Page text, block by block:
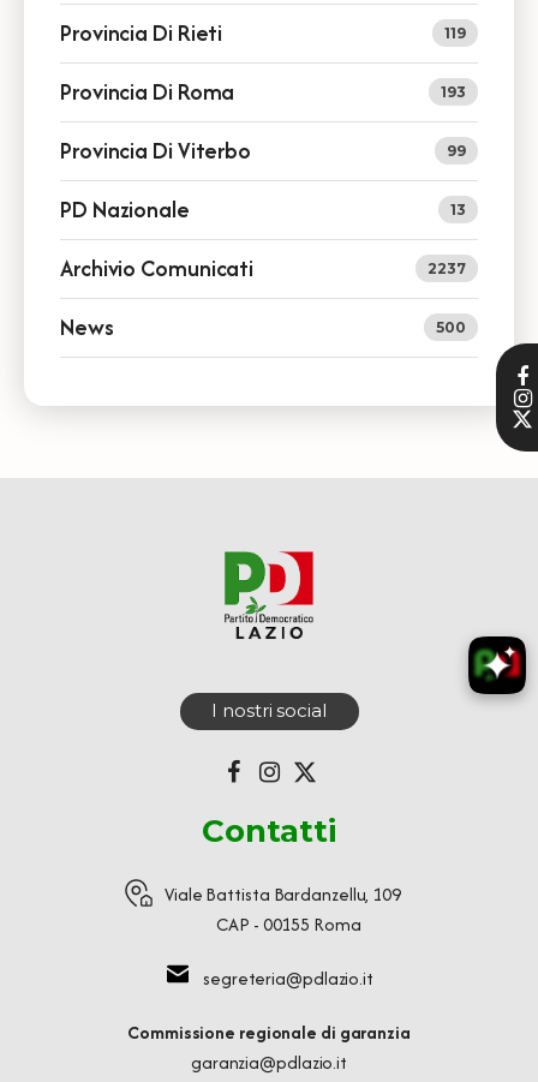
Provincia Di Rieti 119
Provincia Di Roma 193
Provincia Di Viterbo 99
PD Nazionale 13
Archivio Comunicati 2237
News 500
I nostri social
Contatti
Viale Battista Bardanzellu, 109
CAP - 00155 Roma
segreteria@pdlazio.it
Commissione regionale di garanzia
garanzia@pdlazio.it